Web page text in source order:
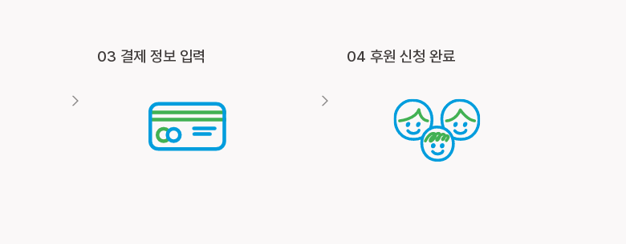
03 결제 정보 입력 04 후원 신청 완료